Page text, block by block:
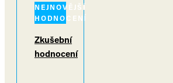
NEJNOVĚJŠÍ
HODNOCENÍ
Zkušební
hodnocení